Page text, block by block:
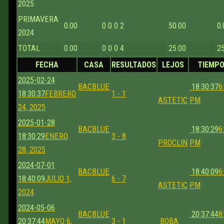
2025
PRIMAVERA
2024
0.00 0 0 0 2 50.00
TOTAL 0.00 0 0 0 4 25.00
FECHA
CASA RESULTADOS LEJOS
TIEMPO
2025-02-24
18:30:37FEBRERO
24, 2025
BACBLUE
1 - 1
ASTETIC
18:30:37
PM
2025-01-28
18:30:29ENERO
28, 2025
BACBLUE
3 - 8
PROCLIN
18:30:29
PM
2024-07-01
18:40:09JULIO 1,
2024
BACBLUE
6 - 7
ASTETIC
18:40:09
PM
2024-05-06
20:37:44MAYO 6,
BACBLUE
3 - 1 BOBA
20:37:44